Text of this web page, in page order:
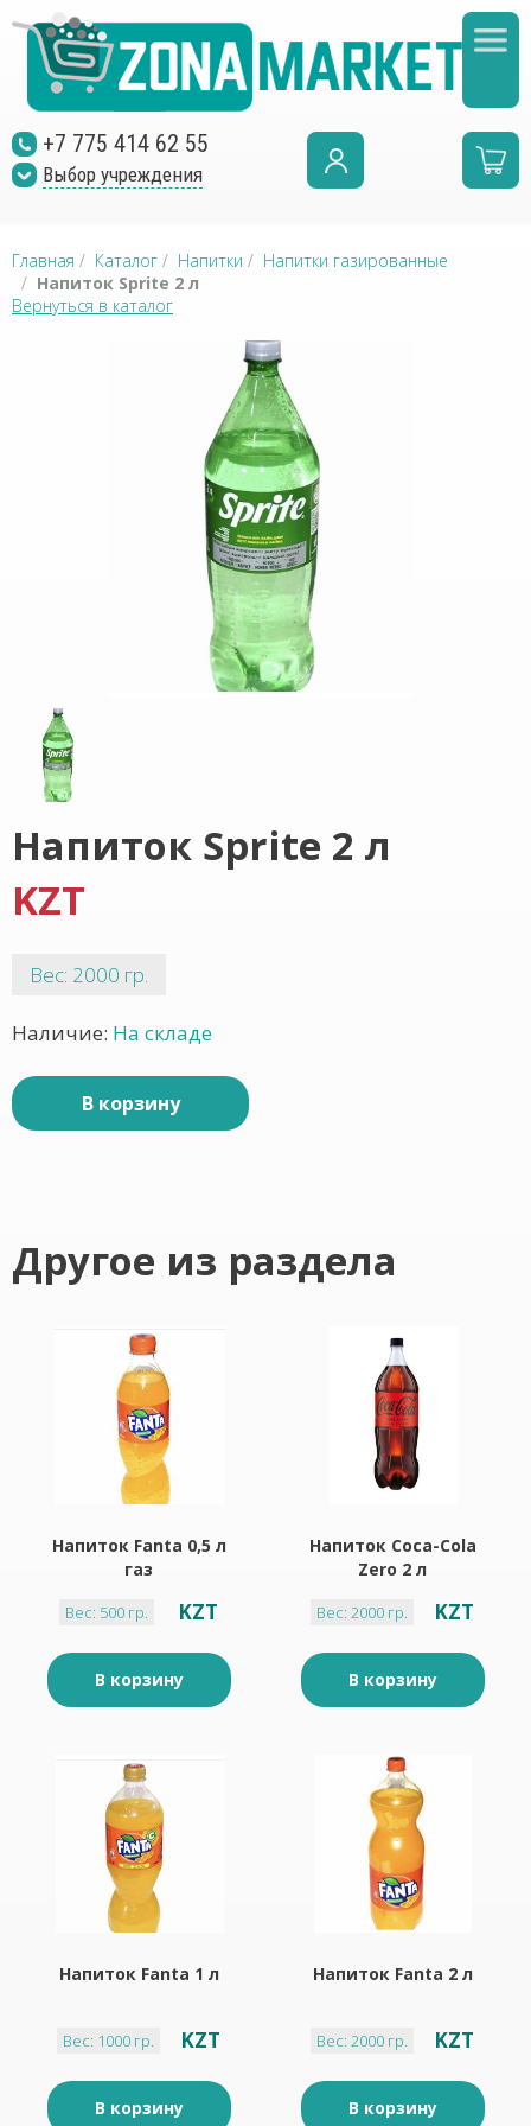
+7 775 414 62 55
Выбор учреждения
Главная / Каталог / Напитки / Напитки газированные
/ Напиток Sprite 2 л
Вернуться в каталог
Напиток Sprite 2 л
KZT
Вес: 2000 гр.
Наличие: На складе
В корзину
Другое из раздела
Напиток Fanta 0,5 л
газ
Вес: 500 гр. KZT
В корзину
Напиток Coca-Cola
Zero 2 л
Вес: 2000 гр. KZT
В корзину
Напиток Fanta 1 л
Вес: 1000 гр. KZT
В корзину
Напиток Fanta 2 л
Вес: 2000 гр. KZT
В корзину